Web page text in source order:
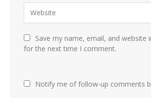
Save my name, email, and website
for the next time I comment.
Notify me of follow-up comments